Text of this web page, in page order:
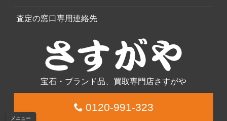
メニュー
査定の窓口専用連絡先
宝石・ブランド品、買取専門店さすがや
0120-991-323